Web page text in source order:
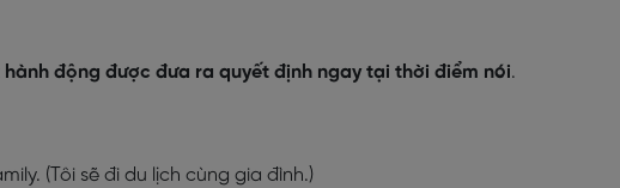
hành động được đưa ra quyết định ngay tại thời điểm nói.
(Tôi sẽ đi du lịch cùng gia đình.)